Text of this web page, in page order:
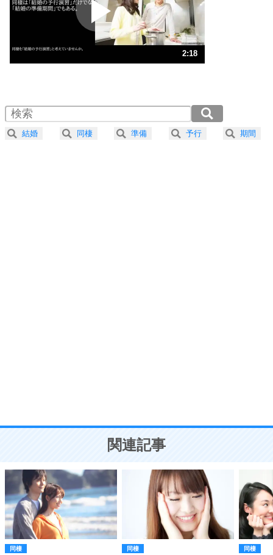
ポジティブ思考になる30の方法
ストレス対策
人生、なんとかなるもの。
気楽に生きる30の方法
4 器の大きい人は、怒りを優しさで表現する。
プラス思考
ことが大切。
2:18
2.0倍速 （272KB 1分9秒）
2.5倍速 （218KB 55秒）
3.0倍速 （181KB 46秒）
結婚 同棲 準備 予行 期間
関連記事
同棲 同棲 同棲